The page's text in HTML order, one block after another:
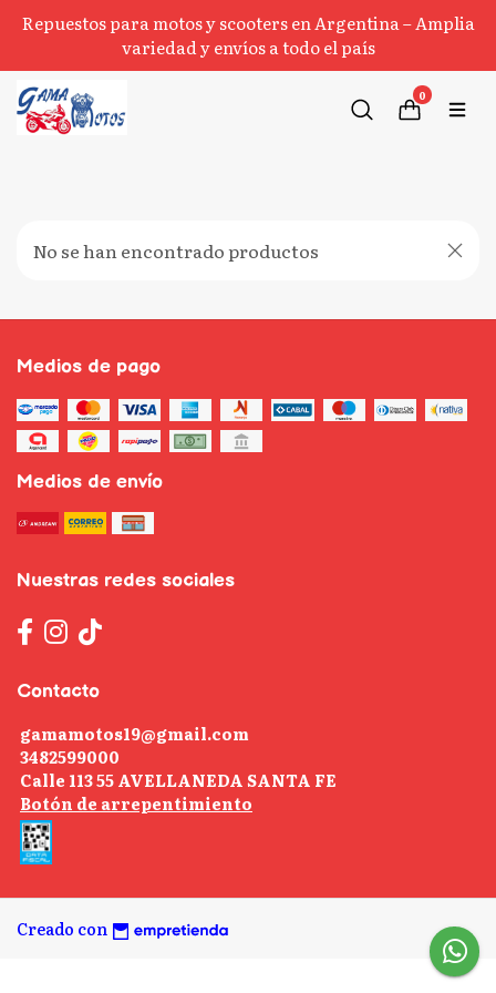
Repuestos para motos y scooters en Argentina – Amplia
variedad y envíos a todo el país
0
No se han encontrado productos
Medios de pago
Medios de envío
Nuestras redes sociales
Contacto
gamamotos19@gmail.com
3482599000
Calle 113 55 AVELLANEDA SANTA FE
Botón de arrepentimiento
Creado con